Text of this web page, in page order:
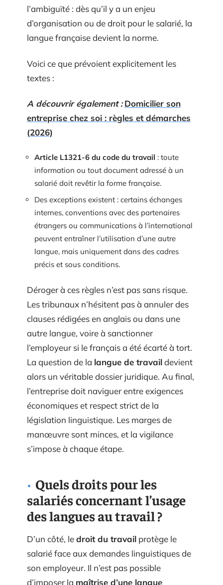
l’ambiguïté : dès qu’il y a un enjeu
d’organisation ou de droit pour le salarié, la
langue française devient la norme.
Voici ce que prévoient explicitement les
textes :
A découvrir également : Domicilier son
entreprise chez soi : règles et démarches
(2026)
Article L1321-6 du code du travail : toute
information ou tout document adressé à un
salarié doit revêtir la forme française.
Des exceptions existent : certains échanges
internes, conventions avec des partenaires
étrangers ou communications à l’international
peuvent entraîner l’utilisation d’une autre
langue, mais uniquement dans des cadres
précis et sous conditions.
Déroger à ces règles n’est pas sans risque.
Les tribunaux n’hésitent pas à annuler des
clauses rédigées en anglais ou dans une
autre langue, voire à sanctionner
l’employeur si le français a été écarté à tort.
La question de la langue de travaildevient
alors un véritable dossier juridique. Au final,
l’entreprise doit naviguer entre exigences
économiques et respect strict de la
législation linguistique. Les marges de
manœuvre sont minces, et la vigilance
s’impose à chaque étape.
Quels droits pour les
salariés concernant l’usage
des langues au travail ?
D’un côté, ledroit du travail protège le
salarié face aux demandes linguistiques de
son employeur. Il n’est pas possible
d’imposer la maîtrise d’une langue